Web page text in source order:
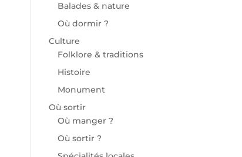
Balades & nature
Où dormir ?
Culture
Folklore & traditions
Histoire
Monument
Où sortir
Où manger ?
Où sortir ?